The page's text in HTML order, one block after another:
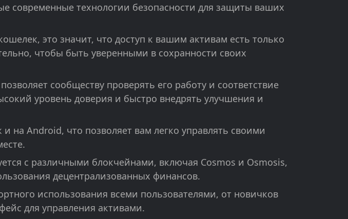
технологии безопасности для защиты ваших
это значит, что доступ к вашим активам есть только
чтобы быть уверенными в сохранности своих
сообществу проверять его работу и соответствие
уровень доверия и быстро внедрять улучшения и
на Android, что позволяет вам легко управлять своими
с различными блокчейнами, включая Cosmos и Osmosis,
децентрализованных финансов.
использования всеми пользователями, от новичков
для управления активами.